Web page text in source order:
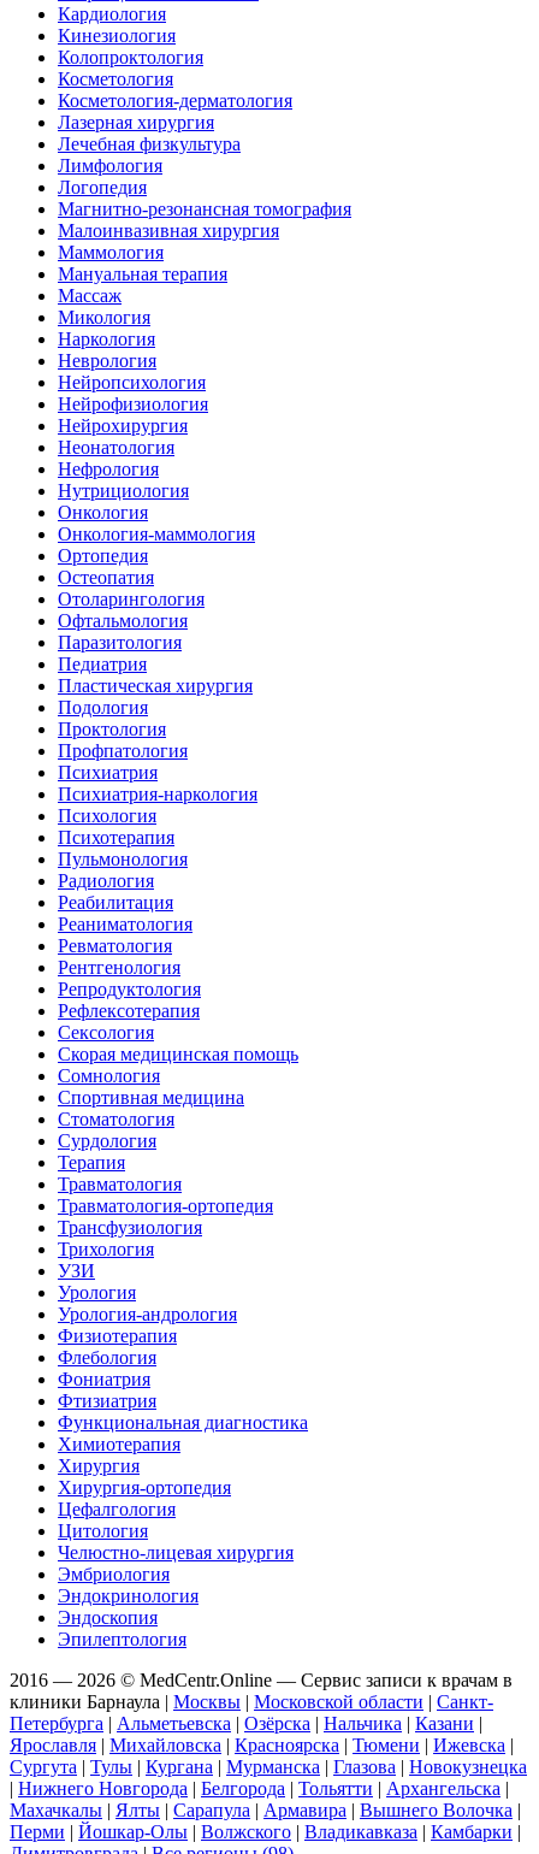
Кардиология
Кинезиология
Колопроктология
Косметология
Косметология-дерматология
Лазерная хирургия
Лечебная физкультура
Лимфология
Логопедия
Магнитно-резонансная томография
Малоинвазивная хирургия
Маммология
Мануальная терапия
Массаж
Микология
Наркология
Неврология
Нейропсихология
Нейрофизиология
Нейрохирургия
Неонатология
Нефрология
Нутрициология
Онкология
Онкология-маммология
Ортопедия
Остеопатия
Отоларингология
Офтальмология
Паразитология
Педиатрия
Пластическая хирургия
Подология
Проктология
Профпатология
Психиатрия
Психиатрия-наркология
Психология
Психотерапия
Пульмонология
Радиология
Реабилитация
Реаниматология
Ревматология
Рентгенология
Репродуктология
Рефлексотерапия
Сексология
Скорая медицинская помощь
Сомнология
Спортивная медицина
Стоматология
Сурдология
Терапия
Травматология
Травматология-ортопедия
Трансфузиология
Трихология
УЗИ
Урология
Урология-андрология
Физиотерапия
Флебология
Фониатрия
Фтизиатрия
Функциональная диагностика
Химиотерапия
Хирургия
Хирургия-ортопедия
Цефалгология
Цитология
Челюстно-лицевая хирургия
Эмбриология
Эндокринология
Эндоскопия
Эпилептология
2016 — 2026 © MedCentr.Online — Сервис записи к врачам в
клиники Барнаула | Москвы | Московской области | Санкт-
Петербурга | Альметьевска | Озёрска | Нальчика | Казани |
Ярославля | Михайловска | Красноярска | Тюмени | Ижевска |
Сургута | Тулы | Кургана | Мурманска | Глазова | Новокузнецка
| Нижнего Новгорода | Белгорода | Тольятти | Архангельска |
Махачкалы | Ялты | Сарапула | Армавира | Вышнего Волочка |
Перми | Йошкар-Олы | Волжского | Владикавказа | Камбарки |